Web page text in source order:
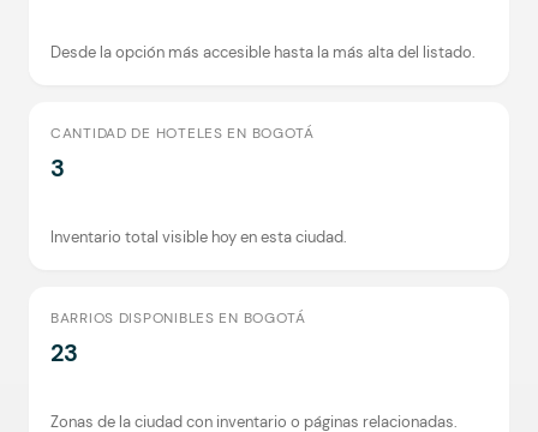
Desde la opción más accesible hasta la más alta del listado.
CANTIDAD DE HOTELES EN BOGOTÁ
3
Inventario total visible hoy en esta ciudad.
BARRIOS DISPONIBLES EN BOGOTÁ
23
Zonas de la ciudad con inventario o páginas relacionadas.